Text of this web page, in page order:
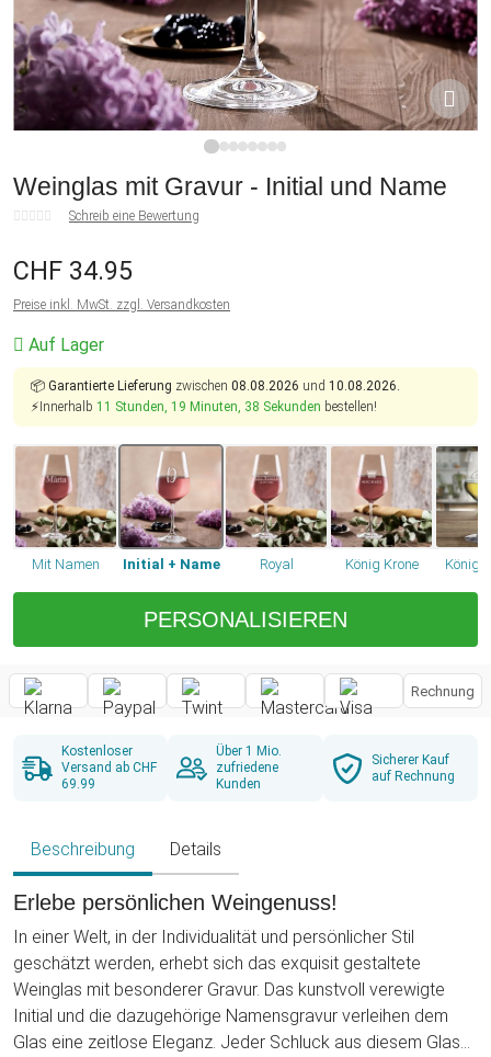
Weinglas mit Gravur - Initial und Name
Schreib eine Bewertung
CHF 34.95
Preise inkl. MwSt. zzgl. Versandkosten
Auf Lager
📦 Garantierte Lieferung zwischen 08.08.2026 und 10.08.2026.
⚡Innerhalb 11 Stunden, 19 Minuten, 38 Sekunden bestellen!
Mit Namen Initial + Name Royal König Krone
PERSONALISIEREN
Rechnung
Kostenloser
Versand ab CHF
69.99
Über 1 Mio.
zufriedene
Kunden
Sicherer Kauf
auf Rechnung
Beschreibung Details
Erlebe persönlichen Weingenuss!
In einer Welt, in der Individualität und persönlicher Stil
geschätzt werden, erhebt sich das exquisit gestaltete
Weinglas mit besonderer Gravur. Das kunstvoll verewigte
Initial und die dazugehörige Namensgravur verleihen dem
Glas eine zeitlose Eleganz. Jeder Schluck aus diesem Glas